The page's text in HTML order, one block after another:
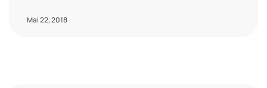
Mai 22, 2018